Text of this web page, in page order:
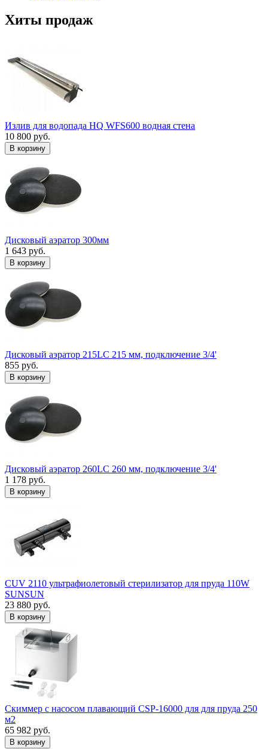
Хиты продаж
Излив для водопада HQ WFS600 водная стена
10 800 руб.
В корзину
Дисковый аэратор 300мм
1 643 руб.
В корзину
Дисковый аэратор 215LC 215 мм, подключение 3/4'
855 руб.
В корзину
Дисковый аэратор 260LC 260 мм, подключение 3/4'
1 178 руб.
В корзину
CUV 2110 ультрафиолетовый стерилизатор для пруда 110W
SUNSUN
23 880 руб.
В корзину
Скиммер с насосом плавающий CSP-16000 для для пруда 250
м2
65 982 руб.
В корзину